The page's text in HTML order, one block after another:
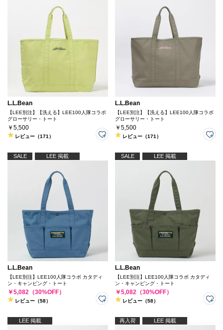
L.L.Bean
【LEE別注】【洗える】LEE100人隊コラボ
グローサリー・トート
￥5,500
レビュー（171）
L.L.Bean
【LEE別注】【洗える】LEE100人隊コラボ
グローサリー・トート
￥5,500
レビュー（171）
SALE LEE 掲載
L.L.Bean
【LEE別注】LEE100人隊コラボ カタディ
ン・キャンピング・トート
￥5,082（30%OFF）
レビュー（58）
SALE LEE 掲載
L.L.Bean
【LEE別注】LEE100人隊コラボ カタディ
ン・キャンピング・トート
￥5,082（30%OFF）
レビュー（58）
LEE 掲載 再入荷 LEE 掲載